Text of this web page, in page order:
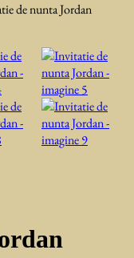
de nunta Jordan